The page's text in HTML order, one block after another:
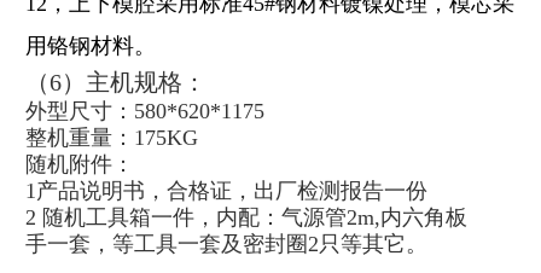
用铬钢材料。
（6）主机规格：
外型尺寸： 580*620*1175
整机重量： 175KG
随机附件：
1 产品说明书，合格证，出厂检测报告一份
2 随机工具箱一件，内配：气源管2m,内六角板
手一套，等工具一套及密封圈2 只等其它。